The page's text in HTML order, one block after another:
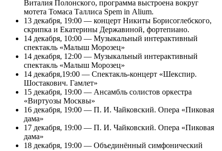
Виталия Полонского, программа выстроена вокруг
мотета Томаса Таллиса Spem in Alium.
13 декабря, 19:00 — концерт Никиты Борисоглебского,
скрипка и Екатерины Державиной, фортепиано.
14 декабря, 10:00 — Музыкальный интерактивный
спектакль «Малыш Морозец»
14 декабря, 12:00 — Музыкальный интерактивный
спектакль «Малыш Морозец»
14 декабря,19:00 — Спектакль-концерт «Шекспир.
Шостакович. Гамлет»
15 декабря, 19:00 — Ансамбль солистов оркестра
«Виртуозы Москвы»
16 декабря, 19:00 — П. И. Чайковский. Опера «Пиковая
дама»
17 декабря, 19:00 — П. И. Чайковский. Опера «Пиковая
дама»
18 декабря, 19:00 — Объединённый симфонический